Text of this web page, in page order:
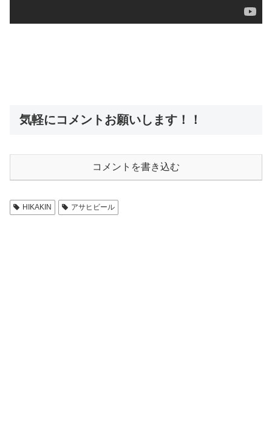
気軽にコメントお願いします！！
コメントを書き込む
HIKAKIN アサヒビール